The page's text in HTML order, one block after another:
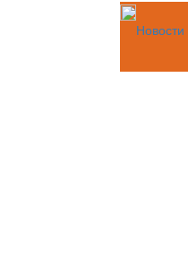
Новости